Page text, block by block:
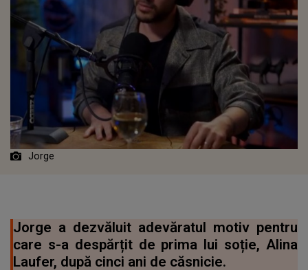
Jorge
Jorge a dezvăluit adevăratul motiv pentru
care s-a despărțit de prima lui soție, Alina
Laufer, după cinci ani de căsnicie.